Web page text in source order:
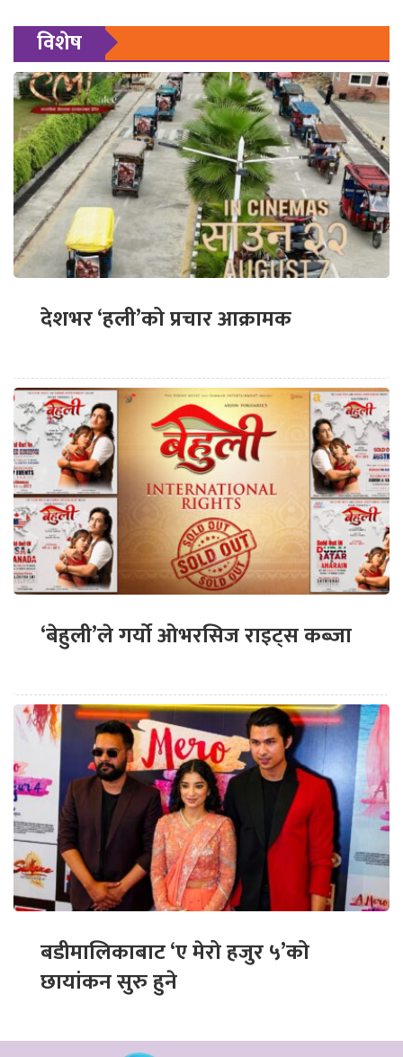
विशेष
देशभर ‘हली’को प्रचार आक्रामक
‘बेहुली’ले गर्यो ओभरसिज राइट्स कब्जा
बडीमालिकाबाट ‘ए मेरो हजुर ५’को
छायांकन सुरु हुने